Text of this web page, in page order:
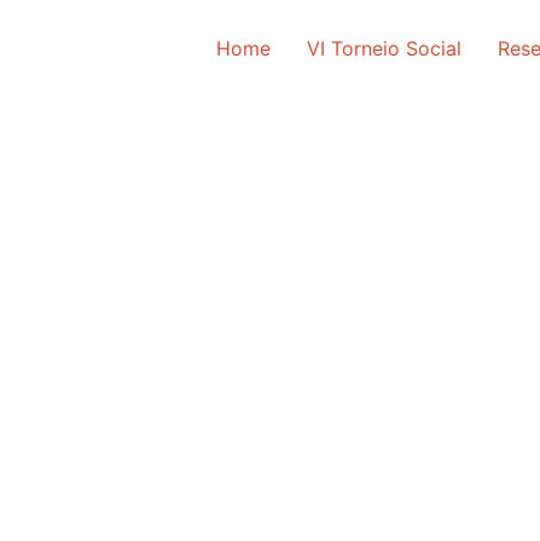
Home VI Torneio Social